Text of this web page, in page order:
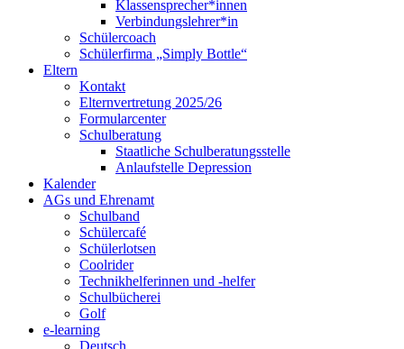
Klassensprecher*innen
Verbindungslehrer*in
Schülercoach
Schülerfirma „Simply Bottle“
Eltern
Kontakt
Elternvertretung 2025/26
Formularcenter
Schulberatung
Staatliche Schulberatungsstelle
Anlaufstelle Depression
Kalender
AGs und Ehrenamt
Schulband
Schülercafé
Schülerlotsen
Coolrider
Technikhelferinnen und -helfer
Schulbücherei
Golf
e-learning
Deutsch